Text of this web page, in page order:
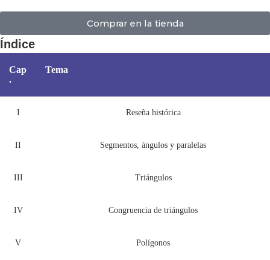
Comprar en la tienda
Índice
Cap
.
Tema
I Reseña histórica
II Segmentos, ángulos y paralelas
III Triángulos
IV Congruencia de triángulos
V Polígonos